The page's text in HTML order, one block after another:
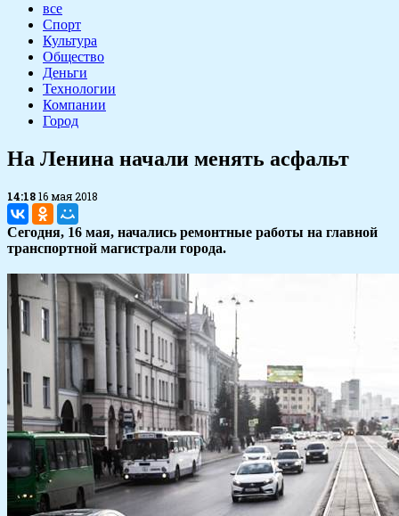
все
Спорт
Культура
Общество
Деньги
Технологии
Компании
Город
На Ленина начали менять асфальт
14:1816 мая 2018
Сегодня, 16 мая, начались ремонтные работы на главной
транспортной магистрали города.